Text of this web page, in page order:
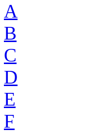
A
B
C
D
E
F